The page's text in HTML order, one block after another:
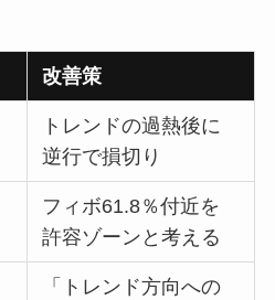
改善策
トレンドの過熱後に
逆行で損切り
フィボ61.8％付近を
許容ゾーンと考える
「トレンド方向への